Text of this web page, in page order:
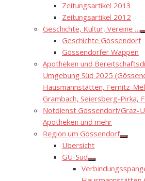
Zeitungsartikel 2013
Zeitungsartikel 2012
Geschichte, Kultur, Vereine …
Geschichte Gössendorf
Gössendorfer Wappen
Apotheken und
Umgebung Süd 2025
Hausmannstätten, Fernitz-
Grambach, Seiersberg-Pirka,
Notdienst Gössendorf/Graz-
Apotheken und mehr
Region um Gössendorf
Show
Übersicht
GU-Süd
Show
sub
menu